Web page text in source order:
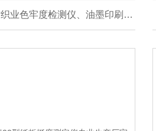
HP-MCJ纺织业色牢度检测仪、油墨印刷摩擦济南恒品生产厂家